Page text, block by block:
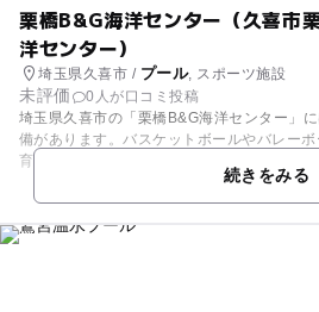
栗橋B&G海洋センター（久喜市
洋センター）
埼玉県久喜市 / プール, スポーツ施設
未評価
0人が口コミ投稿
埼玉県久喜市の「栗橋B&G海洋センター」
備があります。バスケットボールやバレー
育室、柔剣道と体操に利用できる第2体育室
す。 また、プールは25メートルプールと、
月と8月の夏のシーズンにオープンし、水泳
ます。水着・水泳帽子を着用してください。
ん利用できません。浮き輪は、幼児用プール
続きをみる